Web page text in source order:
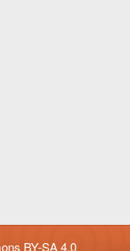
BY-SA 4.0